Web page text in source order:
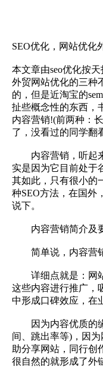
SEO优化，网站优化
本文章由seo优化按
外贸网站优化的三种
的，但是近淘宝的
扯些概念性的东西
内容营销!(前两种：
了，没看过的同学翻
内容营销，听起来
实是因为它目前处于
其如此，只有很小的
种SEO方法，在国外
说下。
内容营销简介及要
简单说，内容营销
详细点就是：网站
这些内容进行推广，
中形成口碑效应，在
因为内容优质的缘
间、跳出率等)，因
助分享网站，同行创
很自然的就形成了外